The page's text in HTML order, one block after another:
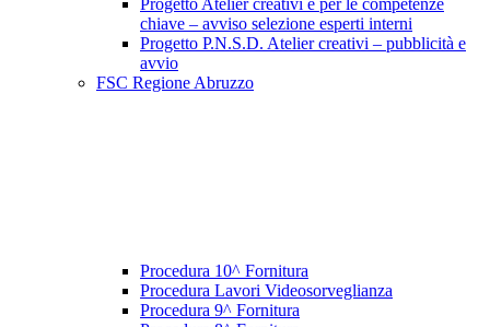
Progetto Atelier creativi e per le competenze
chiave – avviso selezione esperti interni
Progetto P.N.S.D. Atelier creativi – pubblicità e
avvio
FSC Regione Abruzzo
Procedura 10^ Fornitura
Procedura Lavori Videosorveglianza
Procedura 9^ Fornitura